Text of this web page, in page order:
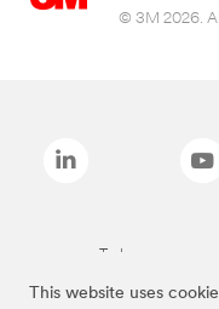
This website uses
© 3M 2026.
Todas as marcas